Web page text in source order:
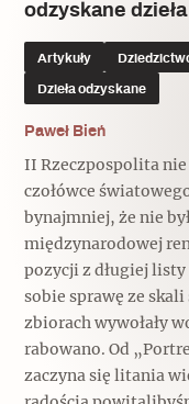
odzyskane dzieła
Artykuły
Dzieła odzyskane
Paweł Bień
II Rzeczpospolita nie
czołówce
bynajmniej, że nie
międzynarodowej
pozycji z długiej
sobie sprawę ze
zbiorach wywołały
rabowano. Od
zaczyna się litania